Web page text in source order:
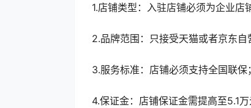
1.店铺类型：入驻店铺必须为企业店
2.品牌范围：只接受天猫或者京东自
3.服务标准：店铺必须支持全国联保；
4.保证金：店铺保证金需提高至5.1